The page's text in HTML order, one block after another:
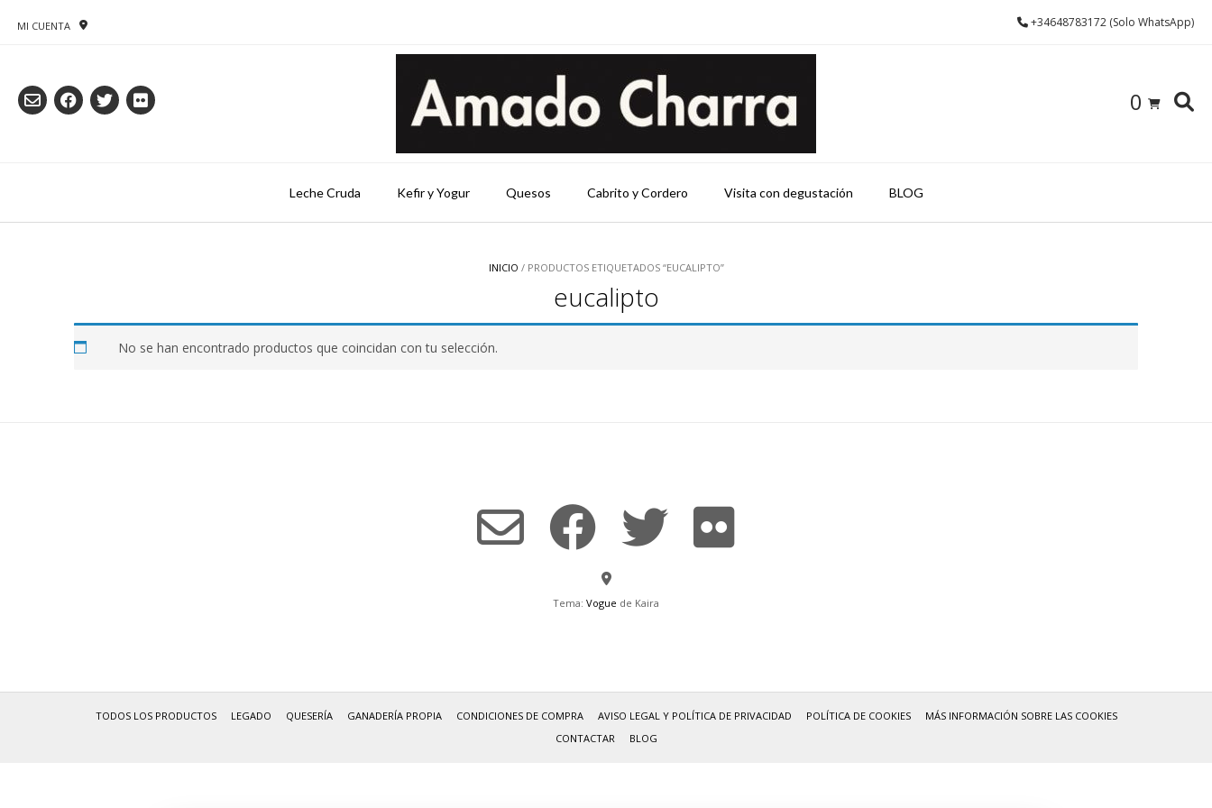
MI CUENTA +34648783172 (Solo WhatsApp)
0
Leche Cruda Kefir y Yogur Quesos Cabrito y Cordero Visita con degustación BLOG
INICIO / PRODUCTOS ETIQUETADOS “EUCALIPTO”
eucalipto
No se han encontrado productos que coincidan con tu selección.
Tema: Vogue de Kaira
TODOS LOS PRODUCTOS LEGADO QUESERÍA GANADERÍA PROPIA CONDICIONES DE COMPRA AVISO LEGAL Y POLÍTICA DE PRIVACIDAD POLÍTICA DE COOKIES
MÁS INFORMACIÓN SOBRE LAS COOKIES
CONTACTAR
BLOG